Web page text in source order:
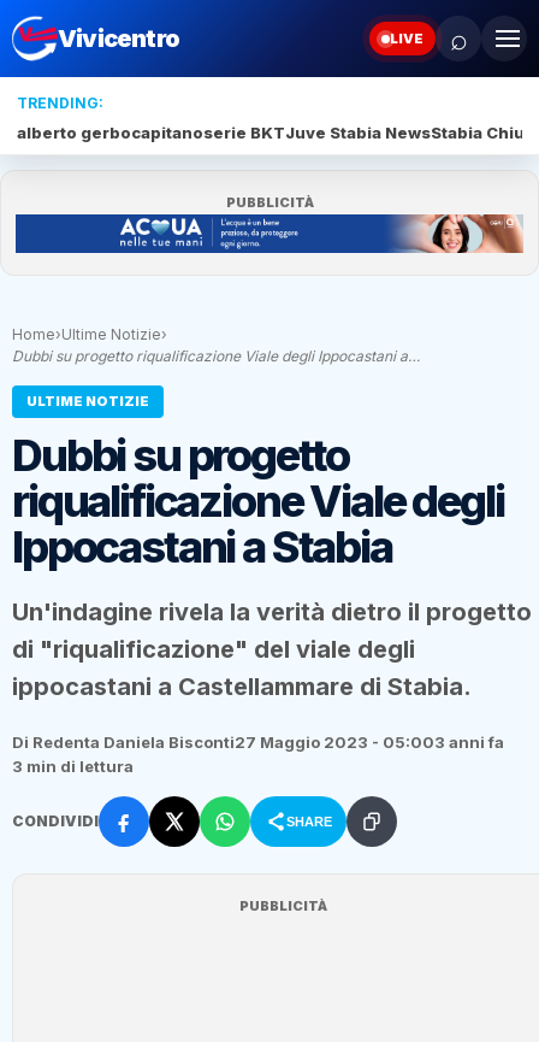
Vivicentro LIVE ⌕
TRENDING:
alberto gerbocapitanoserie BKTJuve Stabia NewsStabia
PUBBLICITÀ
Home›Ultime Notizie›
Dubbi su progetto riqualificazione Viale degli Ippocastani a…
ULTIME NOTIZIE
Dubbi su progetto
riqualificazione Viale degli
Ippocastani a Stabia
Un'indagine rivela la verità dietro il progetto
di "riqualificazione" del viale degli
ippocastani a Castellammare di Stabia.
Di Redenta Daniela Bisconti27 Maggio 2023 - 05:003 anni fa
3 min di lettura
CONDIVIDI SHARE
PUBBLICITÀ